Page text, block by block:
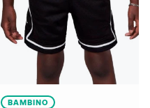
BAMBINO